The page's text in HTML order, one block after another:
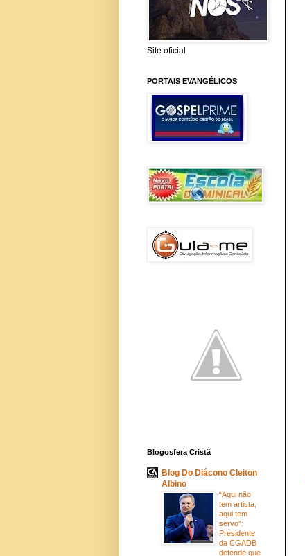
Site oficial
PORTAIS EVANGÉLICOS
Blogosfera Cristã
Blog Do Diácono Cleiton
Albino
“Aqui não
tem artista,
aqui tem
servo”:
Presidente
da CGADB
defende que